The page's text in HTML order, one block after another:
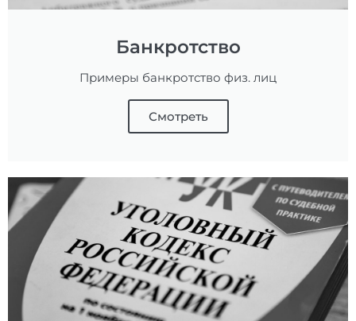
Банкротство
Примеры банкротство физ. лиц
Смотреть